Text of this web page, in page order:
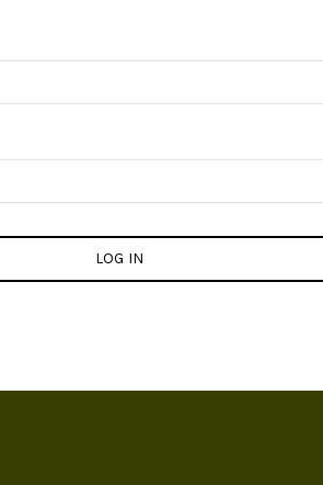
LOG IN